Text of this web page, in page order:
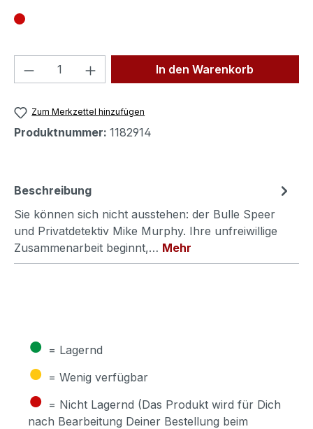
Produkt Anzahl: Gib denIn den Warenkorb
Zum Merkzettel hinzufügen
Produktnummer: 1182914
Beschreibung
Sie können sich nicht ausstehen: der Bulle Speer
und Privatdetektiv Mike Murphy. Ihre unfreiwillige
Zusammenarbeit beginnt,… Mehr
● = Lagernd
● = Wenig verfügbar
● = Nicht Lagernd (Das Produkt wird für Dich
nach Bearbeitung Deiner Bestellung beim